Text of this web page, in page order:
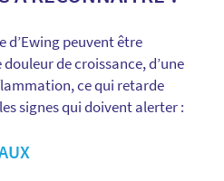
d’Ewing peuvent être
de croissance, d’une
ce qui retarde
signes qui doivent alerter :